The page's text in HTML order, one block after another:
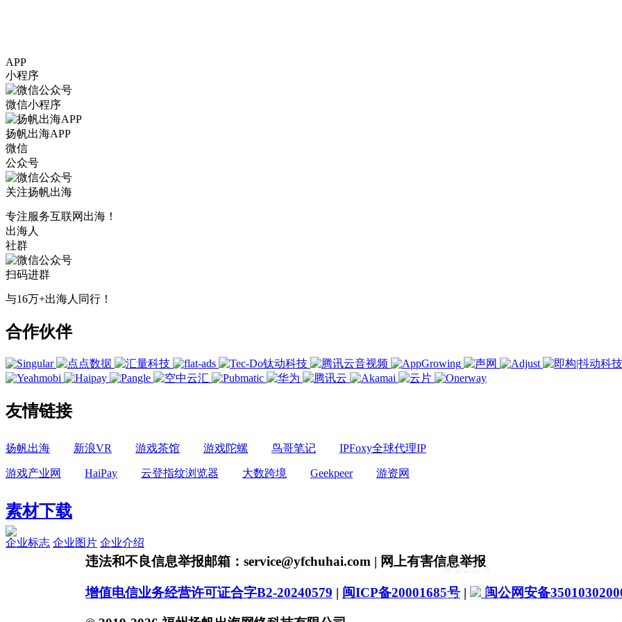
APP
小程序
微信小程序
扬帆出海APP
微信
公众号
关注扬帆出海
专注服务互联网出海！
出海人
社群
扫码进群
与16万+出海人同行！
合作伙伴
友情链接
扬帆出海 新浪VR 游戏茶馆 游戏陀螺 鸟哥笔记 IPFoxy全球代理IP
游戏产业网 HaiPay 云登指纹浏览器 大数跨境 Geekpeer 游资网
素材下载
企业标志 企业图片 企业介绍
微信公众号
微信小程序
违法和不良信息举报邮箱：service@yfchuhai.com | 网上有害信息举报
增值电信业务经营许可证合字B2-20240579 | 闽ICP备20001685号 | 闽公网安备